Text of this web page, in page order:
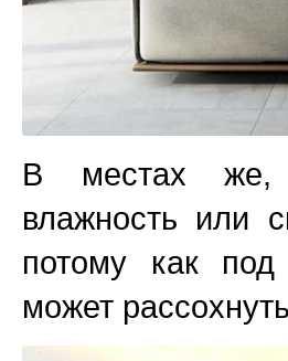
В местах же,
влажность или
потому как под
может